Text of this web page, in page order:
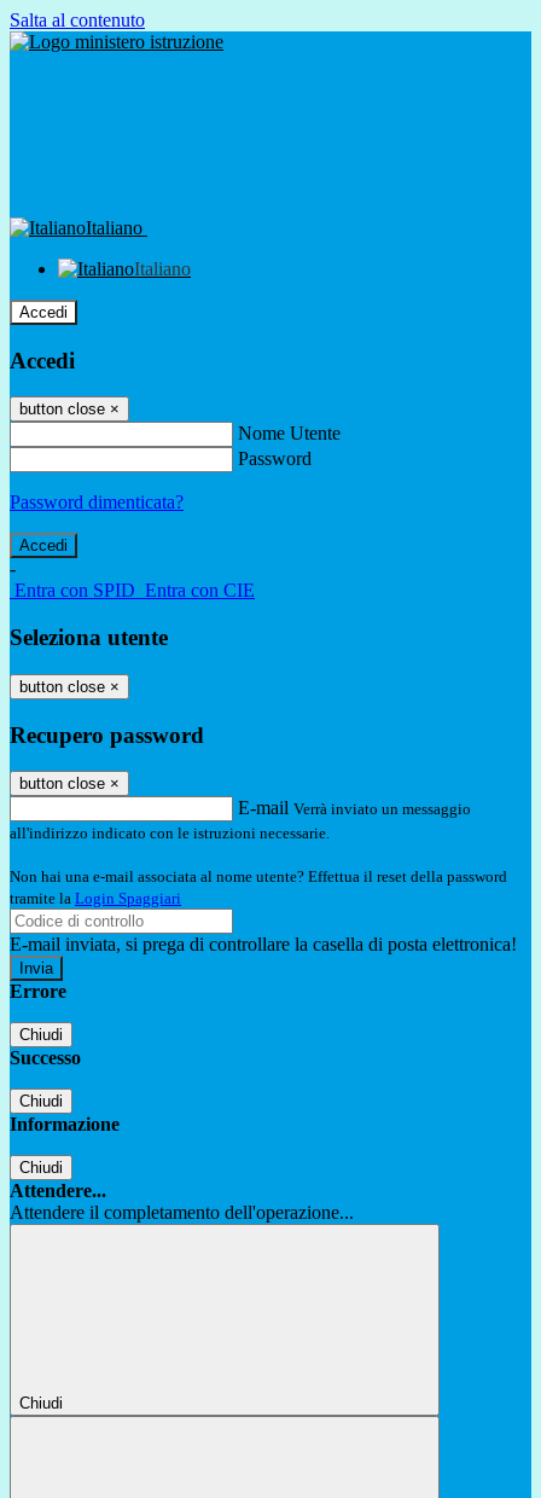
Salta al contenuto
Italiano
Italiano
Accedi
Accedi
button close ×
Nome Utente
Password
Password dimenticata?
-
Entra con SPID Entra con CIE
Seleziona utente
button close ×
Recupero password
button close ×
E-mail Verrà inviato un messaggio
all'indirizzo indicato con le istruzioni necessarie.
Non hai una e-mail associata al nome utente? Effettua il reset della password
tramite la Login Spaggiari
E-mail inviata, si prega di controllare la casella di posta elettronica!
Errore
Chiudi
Successo
Chiudi
Informazione
Chiudi
Attendere...
Attendere il completamento dell'operazione...
Chiudi